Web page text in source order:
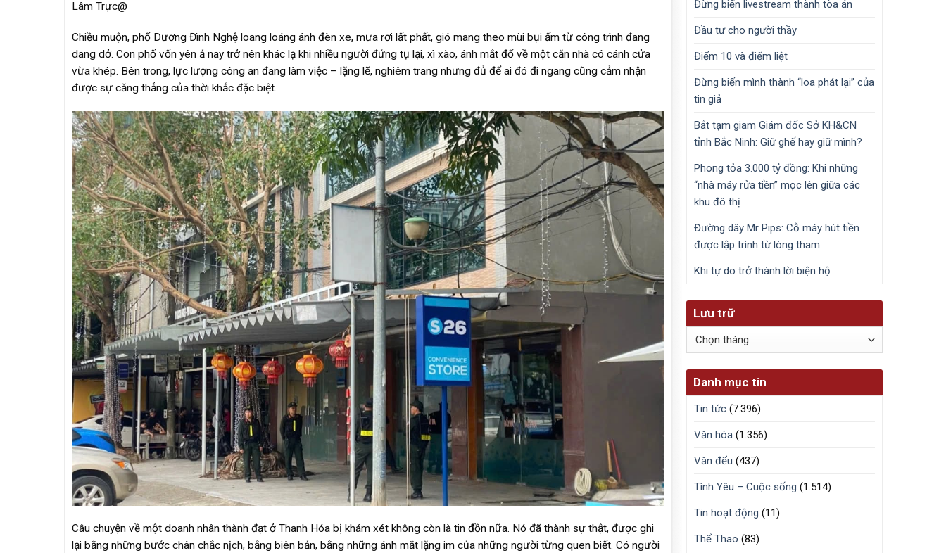
Lâm Trực@
Chiều muộn, phố Dương Đình Nghệ loang loáng ánh đèn xe, mưa rơi lất phất, gió mang theo mùi bụi ẩm từ công trình đang
dang dở. Con phố vốn yên ả nay trở nên khác lạ khi nhiều người đứng tụ lại, xì xào, ánh mắt đổ về một căn nhà có cánh cửa
vừa khép. Bên trong, lực lượng công an đang làm việc – lặng lẽ, nghiêm trang nhưng đủ để ai đó đi ngang cũng cảm nhận
được sự căng thẳng của thời khắc đặc biệt.
Câu chuyện về một doanh nhân thành đạt ở Thanh Hóa bị khám xét không còn là tin đồn nữa. Nó đã thành sự thật, được ghi
lại bằng những bước chân chắc nịch, bằng biên bản, bằng những ánh mắt lặng im của những người từng quen biết. Có người
Đừng biến livestream thành tòa án
Đầu tư cho người thầy
Điểm 10 và điểm liệt
Đừng biến mình thành “loa phát lại” của
tin giả
Bắt tạm giam Giám đốc Sở KH&CN
tỉnh Bắc Ninh: Giữ ghế hay giữ mình?
Phong tỏa 3.000 tỷ đồng: Khi những
“nhà máy rửa tiền” mọc lên giữa các
khu đô thị
Đường dây Mr Pips: Cỗ máy hút tiền
được lập trình từ lòng tham
Khi tự do trở thành lời biện hộ
Lưu trữ
Lưu
Danh mục tin
Tin tức (7.396)
Văn hóa (1.356)
Văn đểu (437)
Tình Yêu – Cuộc sống (1.514)
Tin hoạt động (11)
Thể Thao (83)